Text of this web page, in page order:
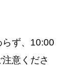
らず、10:00
意くださ